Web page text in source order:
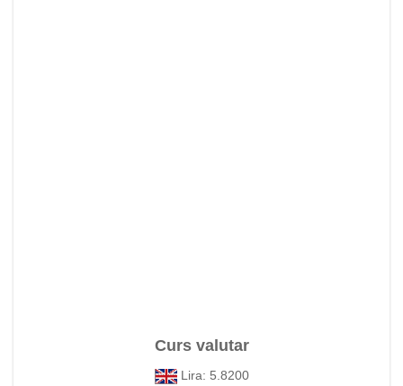
Curs valutar
Lira: 5.8200